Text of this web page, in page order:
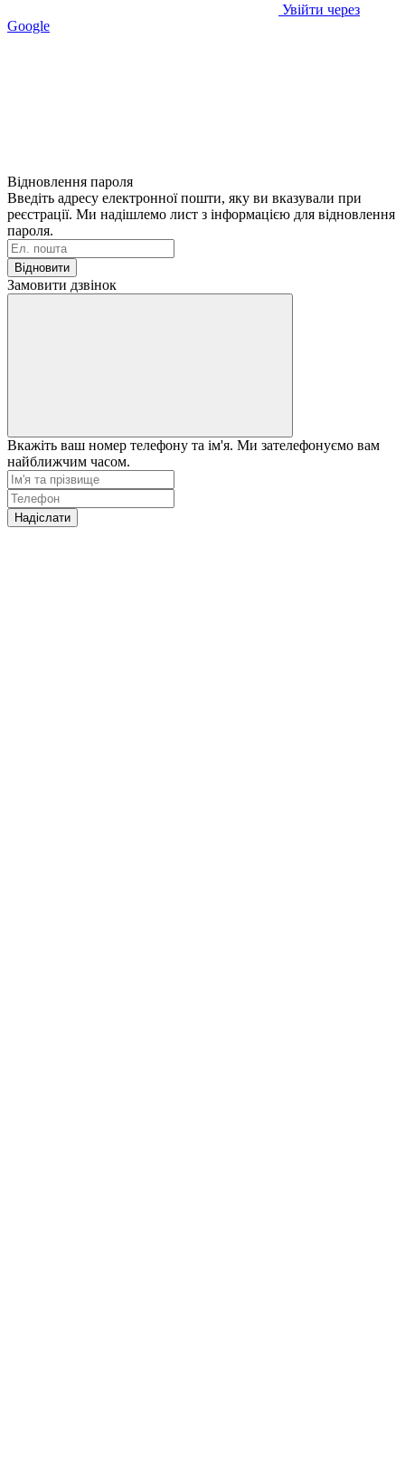
Увійти через
Google
Відновлення пароля
Введіть адресу електронної пошти, яку ви вказували при
реєстрації. Ми надішлемо лист з інформацією для відновлення
пароля.
Відновити
Замовити дзвінок
Вкажіть ваш номер телефону та ім'я. Ми зателефонуємо вам
найближчим часом.
Надіслати